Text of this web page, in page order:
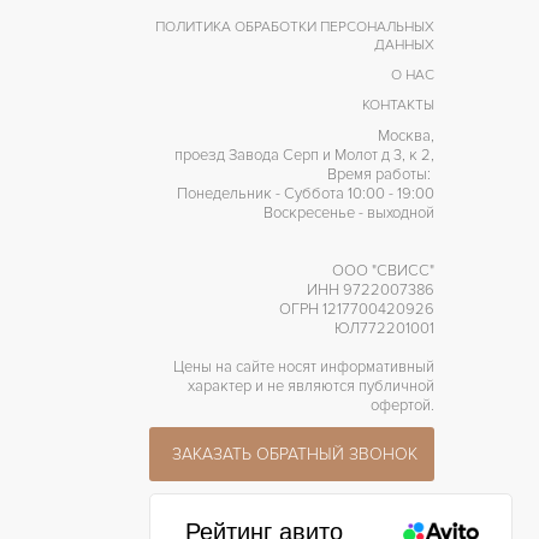
42 часов
ПОЛИТИКА ОБРАБОТКИ ПЕРСОНАЛЬНЫХ
ДАННЫХ
О НАС
КОНТАКТЫ
Москва,
проезд Завода Серп и Молот д 3, к 2,
Время работы:
Понедельник - Суббота 10:00 - 19:00
Воскресенье - выходной
ООО "СВИСС"
ИНН 9722007386
ОГРН 1217700420926
ЮЛ772201001
Цены на сайте носят информативный
характер и не являются публичной
офертой.
ЗАКАЗАТЬ ОБРАТНЫЙ ЗВОНОК
Рейтинг авито